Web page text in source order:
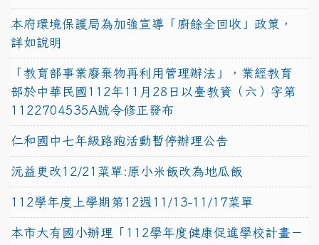
本府環境保護局為加強宣導「廚餘全回收」政策，
詳如說明
「教育部事業廢棄物再利用管理辦法」，業經教育
部於中華民國112年11月28日以臺教資（六）字第
1122704535A號令修正發布
仁和國中七年級路跑活動暫停辦理公告
沅益更改12/21菜單:原小米飯改為地瓜飯
112學年度上學期第12週11/13-11/17菜單
本市大有國小辦理「112學年度健康促進學校計畫－